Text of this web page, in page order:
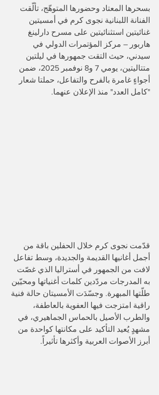
بسحرها المعتاد وحضورها المتوهّج، تألّقت
الفنانة اللبنانية نجوى كرم في أمسيتين
غنائيتين استثنائيتين على مسرح دارلينغ
هاربور – مركز المؤتمرات الدولي في
سيدني، حيث التقت جمهورها في ليلتين
متتاليتين، يومي 7 و8 نوفمبر 2025، ضمن
أجواءٍ غامرة بالفرح والتفاعل، حملتا شعار
"كامل العدد" منذ الإعلان عنهما.
قدّمت نجوى كرم خلال الحفلين باقة من
أجمل أغانيها القديمة والجديدة، وسط تفاعل
لافت من الجمهور في أستراليا الذي غصّت
به المدرجات مردّدين كلمات أغنياتها ومحيّين
طلّتها المبهرة. وجسّدَت الأمسيتان حالة فنية
راقية امتزجت فيها العفوية بالعاطفة،
والطرب الأصيل بالحماس الجماهيري، في
مشهدٍ يُعيد التأكيد على مكانتها كواحدة من
أبرز الأصوات العربية وأكثرها تأثيراً.